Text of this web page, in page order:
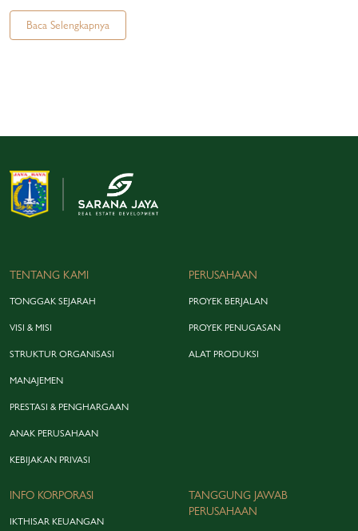
Baca Selengkapnya
TENTANG KAMI
TONGGAK SEJARAH
VISI & MISI
STRUKTUR ORGANISASI
MANAJEMEN
PRESTASI & PENGHARGAAN
ANAK PERUSAHAAN
KEBIJAKAN PRIVASI
PERUSAHAAN
PROYEK BERJALAN
PROYEK PENUGASAN
ALAT PRODUKSI
INFO KORPORASI
IKTHISAR KEUANGAN
TANGGUNG JAWAB
PERUSAHAAN